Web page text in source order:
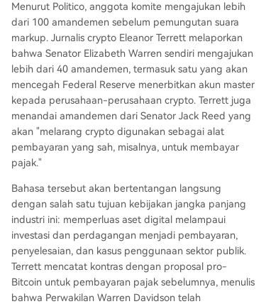
bank, tetapi mengizinkannya untuk aktivitas ber
basis transaksi. Lobi perbankan, melalui amande
men dan ribuan surat protes, menuntut pembat
asan yang lebih ketat agar platform crypto tida
k bersaing dengan deposito bank tanpa regulas
i yang setara. Selain stablecoin, RUU ini juga me
ngatur pertukaran komoditas digital sebagai le
mbaga keuangan di bawah Undang-Undang K
erahasiaan Bank, membawa mereka ke dalam r
ezim anti-pencucian uang. RUU juga memberik
an pengecualian pendaftaran SEC terbatas untu
k penggalangan dana crypto. Meski ada dukun
gan dari beberapa pemimpin, jalur politik RUU i
ni masih rapuh. Demo ...
Menurut Politico, anggota komite mengajukan lebih
dari 100 amandemen sebelum pemungutan suara
markup. Jurnalis crypto Eleanor Terrett melaporkan
bahwa Senator Elizabeth Warren sendiri mengajukan
lebih dari 40 amandemen, termasuk satu yang akan
mencegah Federal Reserve menerbitkan akun master
kepada perusahaan-perusahaan crypto. Terrett juga
menandai amandemen dari Senator Jack Reed yang
akan "melarang crypto digunakan sebagai alat
pembayaran yang sah, misalnya, untuk membayar
pajak."
Bahasa tersebut akan bertentangan langsung
dengan salah satu tujuan kebijakan jangka panjang
industri ini: memperluas aset digital melampaui
investasi dan perdagangan menjadi pembayaran,
penyelesaian, dan kasus penggunaan sektor publik.
Terrett mencatat kontras dengan proposal pro-
Bitcoin untuk pembayaran pajak sebelumnya, menulis
bahwa Perwakilan Warren Davidson telah